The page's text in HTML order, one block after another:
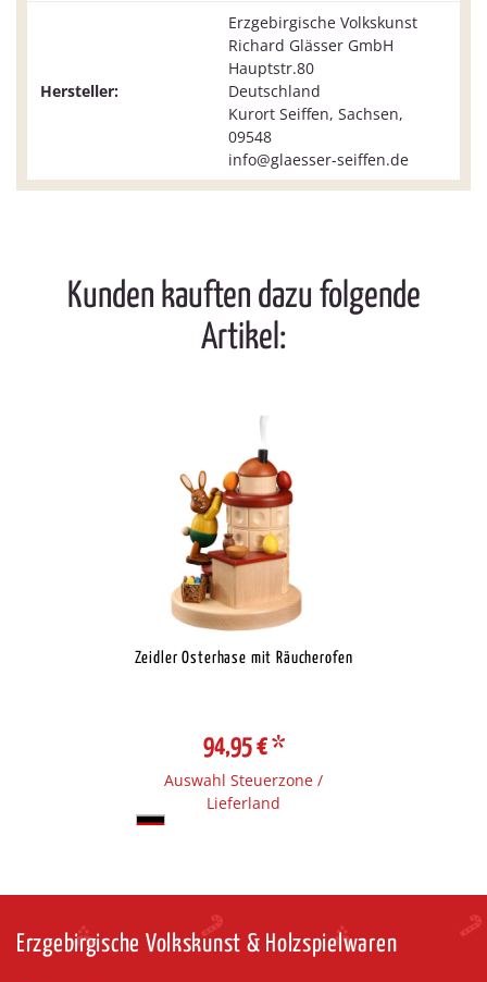
Hersteller:
Erzgebirgische Volkskunst
Richard Glässer GmbH
Hauptstr.80
Deutschland
Kurort Seiffen, Sachsen,
09548
info@glaesser-seiffen.de
Kunden kauften dazu folgende
Artikel:
Zeidler Osterhase mit Räucherofen
94,95 €*
Auswahl Steuerzone /
Lieferland
Erzgebirgische Volkskunst & Holzspielwaren